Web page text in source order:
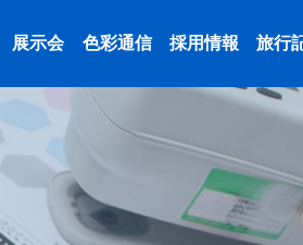
展示会 色彩通信 採用情報 旅行